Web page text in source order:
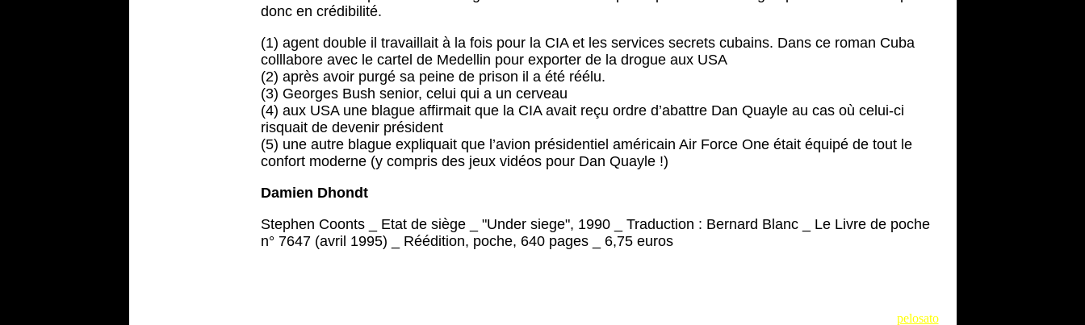
donc en crédibilité.
(1) agent double il travaillait à la fois pour la CIA et les services secrets cubains. Dans ce roman Cuba
colllabore avec le cartel de Medellin pour exporter de la drogue aux USA
(2) après avoir purgé sa peine de prison il a été réélu.
(3) Georges Bush senior, celui qui a un cerveau
(4) aux USA une blague affirmait que la CIA avait reçu ordre d’abattre Dan Quayle au cas où celui-ci
risquait de devenir président
(5) une autre blague expliquait que l’avion présidentiel américain Air Force One était équipé de tout le
confort moderne (y compris des jeux vidéos pour Dan Quayle !)
Damien Dhondt
Stephen Coonts _ Etat de siège _ "Under siege", 1990 _ Traduction : Bernard Blanc _ Le Livre de poche
n° 7647 (avril 1995) _ Réédition, poche, 640 pages _ 6,75 euros
pelosato